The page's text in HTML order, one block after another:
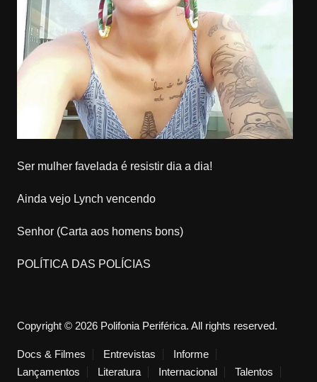
Ser mulher favelada é resistir dia a dia!
Ainda vejo Lynch vencendo
Senhor (Carta aos homens bons)
POLÍTICA DAS POLÍCIAS
Copyright © 2026 Polifonia Periférica. All rights reserved.
Docs & Filmes Entrevistas
Informe
Lançamentos
Literatura Internacional Talentos